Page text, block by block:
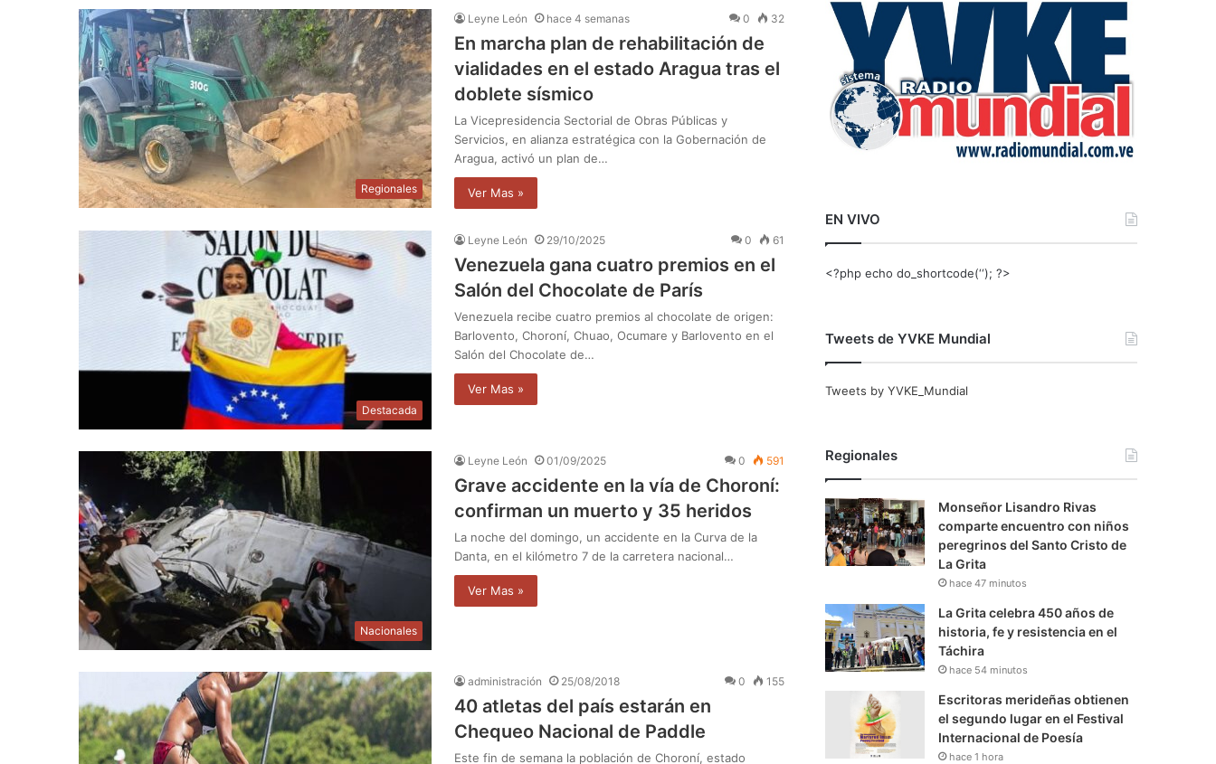
Regionales
Leyne León hace 4 semanas 0 32
En marcha plan de rehabilitación de
vialidades en el estado Aragua tras el
doblete sísmico
La Vicepresidencia Sectorial de Obras Públicas y
Servicios, en alianza estratégica con la Gobernación de
Aragua, activó un plan de…
Ver Mas »
Destacada
Leyne León 29/10/2025 0 61
Venezuela gana cuatro premios en el
Salón del Chocolate de París
Venezuela recibe cuatro premios al chocolate de origen:
Barlovento, Choroní, Chuao, Ocumare y Barlovento en el
Salón del Chocolate de…
Ver Mas »
Nacionales
Leyne León 01/09/2025 0 591
Grave accidente en la vía de Choroní:
confirman un muerto y 35 heridos
La noche del domingo, un accidente en la Curva de la
Danta, en el kilómetro 7 de la carretera nacional…
Ver Mas »
administración 25/08/2018 0 155
40 atletas del país estarán en
Chequeo Nacional de Paddle
Este fin de semana la población de Choroní, estado
r
EN VIVO
<?php echo do_shortcode(‘‘); ?>
Tweets de YVKE Mundial
Tweets by YVKE_Mundial
Regionales
Monseñor Lisandro Rivas
comparte encuentro con niños
peregrinos del Santo Cristo de
La Grita
hace 47 minutos
La Grita celebra 450 años de
historia, fe y resistencia en el
Táchira
hace 54 minutos
Escritoras merideñas obtienen
el segundo lugar en el Festival
Internacional de Poesía
hace 1 hora